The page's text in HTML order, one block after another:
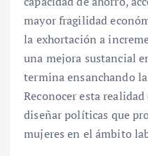
mayor fragilidad
la exhortación a
una mejora sustancial
termina ensanchando
Reconocer esta
diseñar políticas que
mujeres en el ámbito